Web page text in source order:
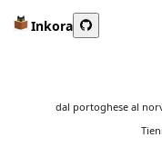
Inkora
dal portoghese al